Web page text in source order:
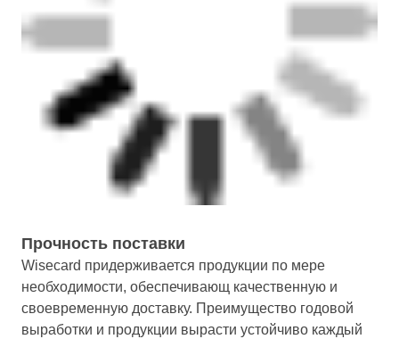
Прочность поставки
Wisecard придерживается продукции по мере
необходимости, обеспечивающ качественную и
своевременную доставку. Преимущество годовой
выработки и продукции вырасти устойчиво каждый